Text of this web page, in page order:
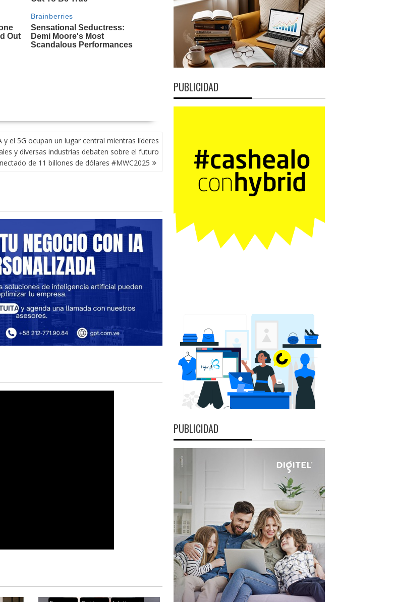
y el 5G ocupan un lugar central mientras líderes
y diversas industrias debaten sobre el futuro
de 11 billones de dólares #MWC2025
PUBLICIDAD
PUBLICIDAD